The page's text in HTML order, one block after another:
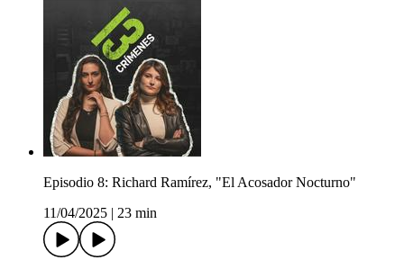
Episodio 8: Richard Ramírez, "El Acosador Nocturno"
11/04/2025
23 min